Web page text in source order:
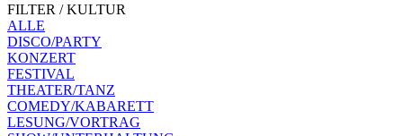
FILTER / KULTUR
ALLE
DISCO/PARTY
KONZERT
FESTIVAL
THEATER/TANZ
COMEDY/KABARETT
LESUNG/VORTRAG